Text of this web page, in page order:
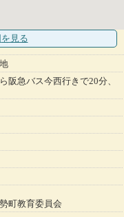
を見る
阪急バス今西行きで20分、
町教育委員会